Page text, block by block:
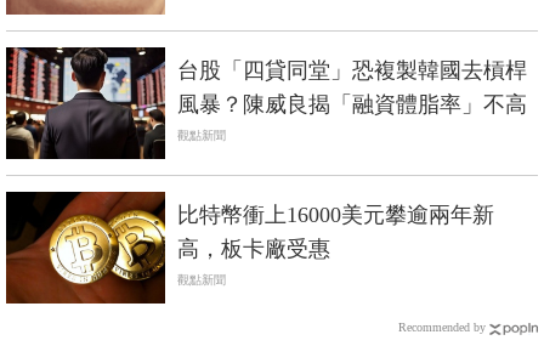
台股「四貸同堂」恐複製韓國去槓桿
風暴？陳威良揭「融資體脂率」不高
觀點新聞
比特幣衝上16000美元攀逾兩年新
高，板卡廠受惠
觀點新聞
Recommended by